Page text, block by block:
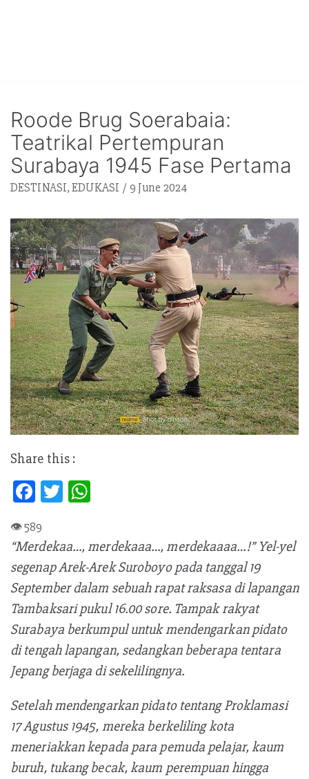
Roode Brug Soerabaia:
Teatrikal Pertempuran
Surabaya 1945 Fase Pertama
DESTINASI,EDUKASI 9 June 2024
Share this :
Fa
b
oo
k
T
er s
A
p
p
“Merdekaa…, merdekaaa…, merdekaaaa…!” Yel-yel
segenap Arek-Arek Suroboyo pada tanggal 19
September dalam sebuah rapat raksasa di lapangan
Tambaksari pukul 16.00 sore. Tampak rakyat
Surabaya berkumpul untuk mendengarkan pidato
di tengah lapangan, sedangkan beberapa tentara
Jepang berjaga di sekelilingnya.
Setelah mendengarkan pidato tentang Proklamasi
17 Agustus 1945, mereka berkeliling kota
meneriakkan kepada para pemuda pelajar, kaum
buruh, tukang becak, kaum perempuan hingga